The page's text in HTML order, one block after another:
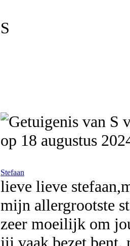
S
op 18 augustus
Stefaan
lieve lieve
mijn allergrootste
zeer moeilijk om